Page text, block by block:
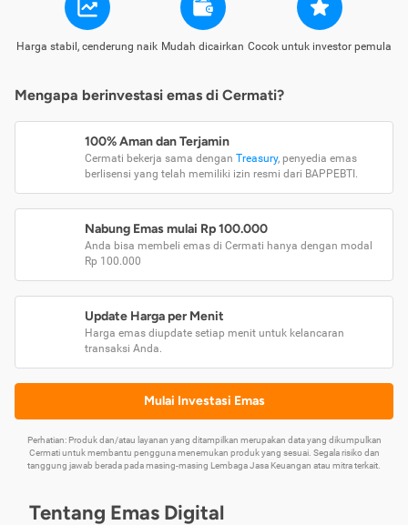
Harga stabil, cenderung naik Mudah dicairkan Cocok untuk investor pemula
Mengapa berinvestasi emas di Cermati?
100% Aman dan Terjamin
Cermati bekerja sama dengan Treasury, penyedia emas
berlisensi yang telah memiliki izin resmi dari BAPPEBTI.
Nabung Emas mulai Rp 100.000
Anda bisa membeli emas di Cermati hanya dengan modal
Rp 100.000
Update Harga per Menit
Harga emas diupdate setiap menit untuk kelancaran
transaksi Anda.
Mulai Investasi Emas
Perhatian: Produk dan/atau layanan yang ditampilkan merupakan data yang dikumpulkan
Cermati untuk membantu pengguna menemukan produk yang sesuai. Segala risiko dan
tanggung jawab berada pada masing-masing Lembaga Jasa Keuangan atau mitra terkait.
Tentang Emas Digital